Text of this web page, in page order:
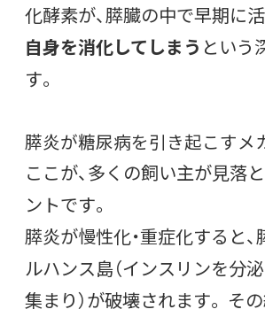
化酵素が、膵臓の中で早期に活
自身を消化してしまう という
す。
膵炎が糖尿病を引き起こすメ
ここが、多くの飼い主が見落
ントです。
膵炎が慢性化・重症化すると
ルハンス島（インスリンを分
集まり）が破壊されます。 そ